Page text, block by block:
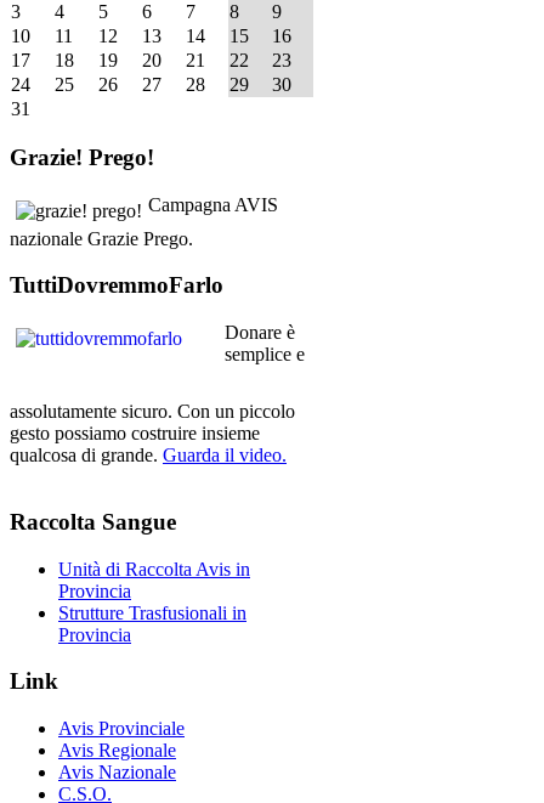
3
4 5 6 7 8
9
10
11 12 13 14 15
16
17
18 19 20 21 22
23
24
25 26 27 28 29
30
31
Grazie! Prego!
Campagna AVIS
nazionale Grazie Prego.
TuttiDovremmoFarlo
Donare è
semplice e
assolutamente sicuro. Con un piccolo
gesto possiamo costruire insieme
qualcosa di grande. Guarda il video.
Raccolta Sangue
Unità di Raccolta Avis in
Provincia
Strutture Trasfusionali in
Provincia
Link
Avis Provinciale
Avis Regionale
Avis Nazionale
C.S.O.